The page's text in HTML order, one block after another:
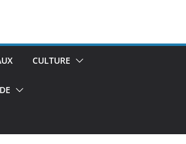
CULTURE